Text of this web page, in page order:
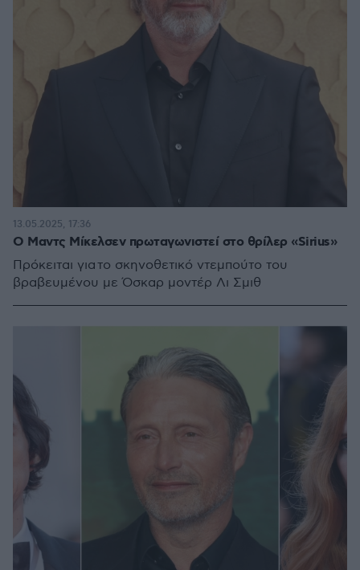
Ο Μαντς Μίκελσεν πρωταγωνιστεί στο θρίλερ «Sirius»
Πρόκειται για το σκηνοθετικό ντεμπούτο του
βραβευμένου με Όσκαρ μοντέρ Λι Σμιθ
13.05.2025, 17:36